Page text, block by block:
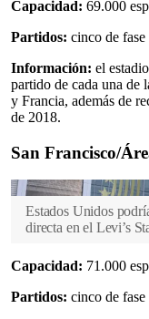
Capacidad: 69.000
Partidos: cinco de
Información: el
partido de cada una de
y Francia, además de
de 2018.
San Francisco/
Estados Unidos
directa en el Levi’s
Capacidad: 71.000
Partidos: cinco de